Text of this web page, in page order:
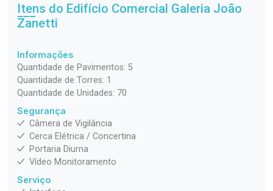
Itens do Edifício Comercial Galeria João
Zanetti
Informações
Quantidade de Pavimentos: 5
Quantidade de Torres: 1
Quantidade de Unidades: 70
Segurança
Câmera de Vigilância
Cerca Elétrica / Concertina
Portaria Diurna
Vídeo Monitoramento
Serviço